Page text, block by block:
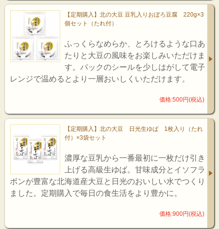
【定期購入】北の大豆 豆乳入りおぼろ豆腐 220g×3
個セット（たれ付）
ふっくらなめらか、とろけるような口あ
たりと大豆の風味をお楽しみいただけま
す。パックのシールを少しはがして電子
レンジで温めるとより一層おいしくいただけます。
価格:500円(税込)
【定期購入】北の大豆 日光生ゆば 1枚入り（たれ
付）×3袋セット
濃厚な豆乳から一番最初に一枚だけ引き
上げる高級生ゆば。甘味成分とイソフラ
ボンが豊富な北海道産大豆と日光のおいしい水でつくり
ました。定期購入で毎日の食生活をより豊かに。
価格:900円(税込)